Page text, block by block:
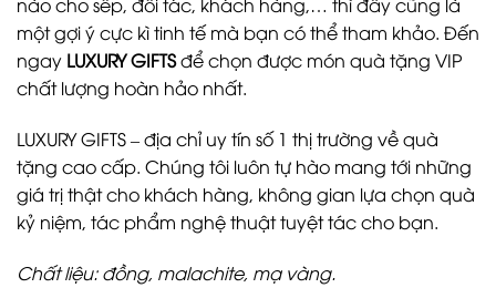
một gợi ý cực kì tinh tế mà bạn có thể tham khảo. Đến
ngay LUXURY GIFTSđể chọn được món quà tặng VIP
chất lượng hoàn hảo nhất.
LUXURY GIFTS – địa chỉ uy tín số 1 thị trường về quà
tặng cao cấp. Chúng tôi luôn tự hào mang tới những
giá trị thật cho khách hàng, không gian lựa chọn quà
kỷ niệm, tác phẩm nghệ thuật tuyệt tác cho bạn.
Chất liệu: đồng, malachite, mạ vàng.